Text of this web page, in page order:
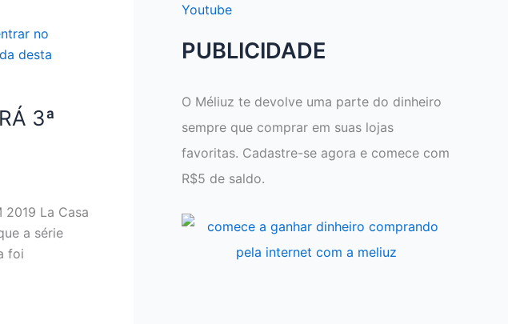
3ª
2019 La Casa
a série
foi
Youtube
PUBLICIDADE
O Méliuz te devolve uma parte do dinheiro
sempre que comprar em suas lojas
favoritas. Cadastre-se agora e comece com
R$5 de saldo.